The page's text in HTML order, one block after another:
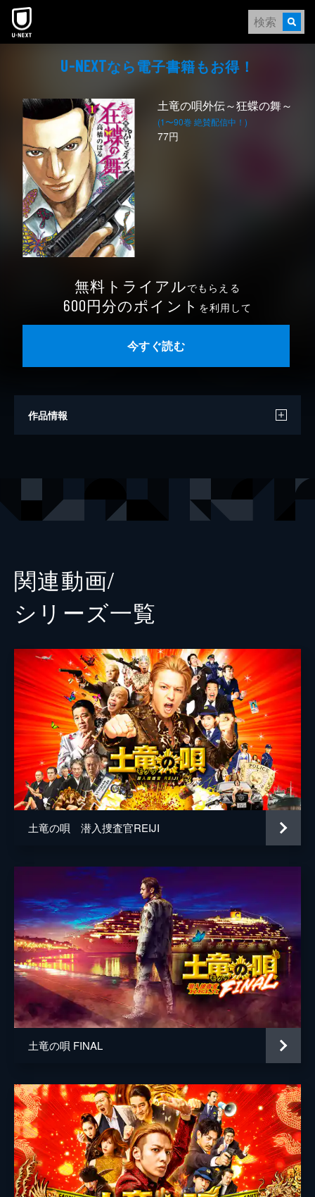
本文へスキップ
U-NEXTなら電⼦書籍もお得！
土竜の唄外伝～狂蝶の舞～
(1〜90巻 絶賛配信中！)
77円
無料トライアルでもらえる
600円分のポイント を利用して
今すぐ読む
作品情報
出版社
ビッグコミックスピリッツ
関連動画/
シリーズ⼀覧
土竜の唄 潜入捜査官REIJI
土竜の唄 FINAL